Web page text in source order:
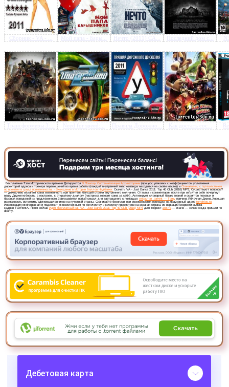
Сборник - VA - ... Мой папа - Бары... Нечто (2011) CA... Последний дом с...
Трансформеры 3:... Правила Дорожно... Как достать сос...